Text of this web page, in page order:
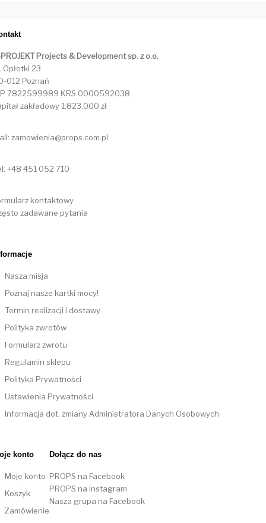
Projects & Development sp. z o.o.
Opłotki 23
012 Poznań
7822599989 KRS 0000592038
zakładowy 1.823.000 zł
zamowienia@props.com.pl
+48 451 052 710
kontaktowy
zadawane pytania
Nasza misja
Poznaj nasze kartki mocy!
Termin realizacji i dostawy
Polityka zwrotów
Formularz zwrotu
Regulamin sklepu
Polityka Prywatności
Ustawienia Prywatności
Informacja dot. zmiany Administratora Danych Osobowych
konto
Moje konto
Koszyk
Zamówienie
Dołącz do nas
PROPS na Facebook
PROPS na Instagram
Nasza grupa na Facebook